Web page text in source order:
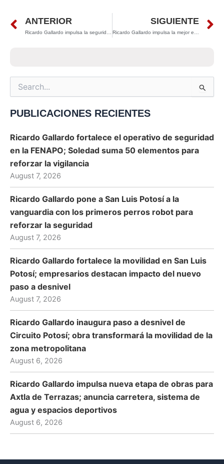
Prev
ANTERIOR
Ricardo Gallardo impulsa la seguridad en San Luis Potosí con nueva generación de la Guardia Civil Estatal
SIGUIENTE
Ricardo Gallardo impulsa la mejor etapa del deporte potosino: entrega más de 5 millones en estímulos a atletas medallistas
Search
for:
PUBLICACIONES RECIENTES
Ricardo Gallardo fortalece el operativo de seguridad
en la FENAPO; Soledad suma 50 elementos para
reforzar la vigilancia
August 7, 2026
Ricardo Gallardo pone a San Luis Potosí a la
vanguardia con los primeros perros robot para
reforzar la seguridad
August 7, 2026
Ricardo Gallardo fortalece la movilidad en San Luis
Potosí; empresarios destacan impacto del nuevo
paso a desnivel
August 7, 2026
Ricardo Gallardo inaugura paso a desnivel de
Circuito Potosí; obra transformará la movilidad de la
zona metropolitana
August 6, 2026
Ricardo Gallardo impulsa nueva etapa de obras para
Axtla de Terrazas; anuncia carretera, sistema de
agua y espacios deportivos
August 6, 2026